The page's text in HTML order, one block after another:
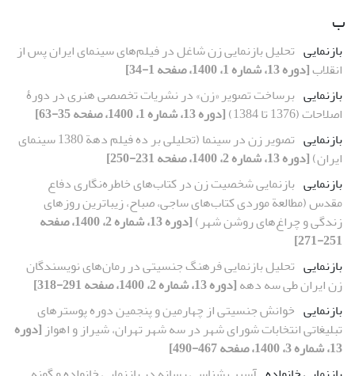
ب
بازنمایی تحلیل بازنمایی زن شاغل در فیلم‌های سینمای ایران پس از
انقلاب[دوره 13، شماره 1، 1400، صفحه 1-34]
بازنمایی برساخت تصویر «زن» در نشریات تخصصی هنری در دورۀ
اصلاحات (1376 تا 1384)
[دوره 13، شماره 1، 1400، صفحه 35-63]
بازنمایی
تصویر زن در سینما (تحلیلی بر ده فیلم دهة 1380 سینمای
ایران)[دوره 13، شماره 2، 1400، صفحه 231-250]
بازنمایی بازنمایی شخصیت زن در کتاب‌های خاطره‌نگاری دفاع
‌مقدس (مطالعة موردی کتاب‌های ساجی، صباح، زیباترین روزهای
زندگی و چراغ‌های روشن شهر)
[دوره 13، شماره 2، 1400، صفحه
251-271]
بازنمایی تحلیل بازنمایی فرهنگ جنسیتی در رمان‌های نویسندگان
زن ایران طی سه دهه[دوره 13، شماره 2، 1400، صفحه 291-318]
بازنمایی خوانش جنسیتی از چهارمین و پنجمین دوره پوسترهای
تبلیغاتی انتخابات شورای شهر در سه شهر تهران، شیراز و اهواز [دوره
13، شماره 3، 1400، صفحه 467-490]